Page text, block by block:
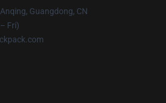
Guangdong, CN
Fri)